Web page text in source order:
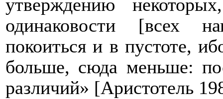
утверждению
одинаковости [всех
покоиться и в пустоте,
больше, сюда меньше:
различий» [Аристотель